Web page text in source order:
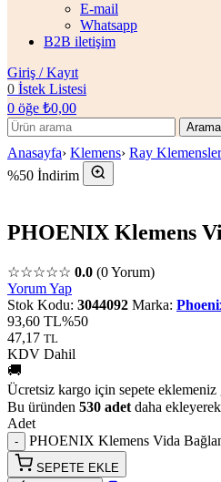
E-mail
Whatsapp
B2B iletişim
Giriş / Kayıt
0 İstek Listesi
0 öğe ₺0,00
Arama
Anasayfa› Klemens› Ray Klemensler
%50 İndirim
PHOENIX Klemens
☆☆☆☆☆ 0.0 (0 Yorum)
Yorum Yap
Stok Kodu: 3044092 Marka:
93,60 TL%50
47,17 TL
KDV Dahil
🚚
Ücretsiz kargo için sepete eklemeniz
Bu üründen 530 adet daha
Adet
PHOENIX Klemens Vida
SEPETE EKLE